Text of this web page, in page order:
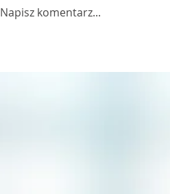
Napisz komentarz...